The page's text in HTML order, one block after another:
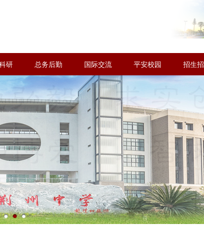
研 总务后勤 国际交流 平安校园 招生